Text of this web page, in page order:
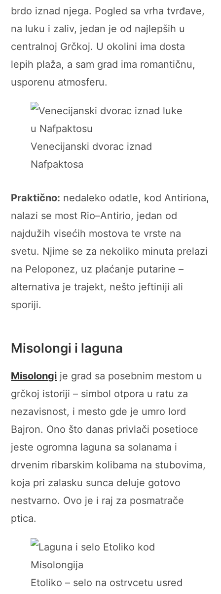
brdo iznad njega. Pogled sa vrha tvrđave,
na luku i zaliv, jedan je od najlepših u
centralnoj Grčkoj. U okolini ima dosta
lepih plaža, a sam grad ima romantičnu,
usporenu atmosferu.
Venecijanski dvorac iznad
Nafpaktosa
Praktično: nedaleko odatle, kod Antiriona,
nalazi se most Rio–Antirio, jedan od
najdužih visećih mostova te vrste na
svetu. Njime se za nekoliko minuta prelazi
na Peloponez, uz plaćanje putarine –
alternativa je trajekt, nešto jeftiniji ali
sporiji.
Misolongi i laguna
Misolongi je grad sa posebnim mestom u
grčkoj istoriji – simbol otpora u ratu za
nezavisnost, i mesto gde je umro lord
Bajron. Ono što danas privlači posetioce
jeste ogromna laguna sa solanama i
drvenim ribarskim kolibama na stubovima,
koja pri zalasku sunca deluje gotovo
nestvarno. Ovo je i raj za posmatrače
ptica.
Etoliko – selo na ostrvcetu usred